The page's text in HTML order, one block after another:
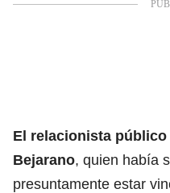
El relacionista público
Bejarano, quien había
presuntamente estar